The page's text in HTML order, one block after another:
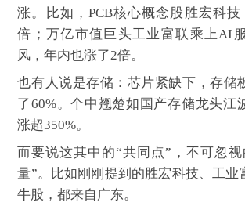
涨。比如，PCB核心概念股胜宏科
倍；万亿市值巨头工业富联乘上AI
风，年内也涨了2倍。
也有人说是存储：芯片紧缺下，存储
了60%。个中翘楚如国产存储龙头江
涨超350%。
而要说这其中的“共同点”，不可忽
量”。比如刚刚提到的胜宏科技、工业
牛股，都来自广东。